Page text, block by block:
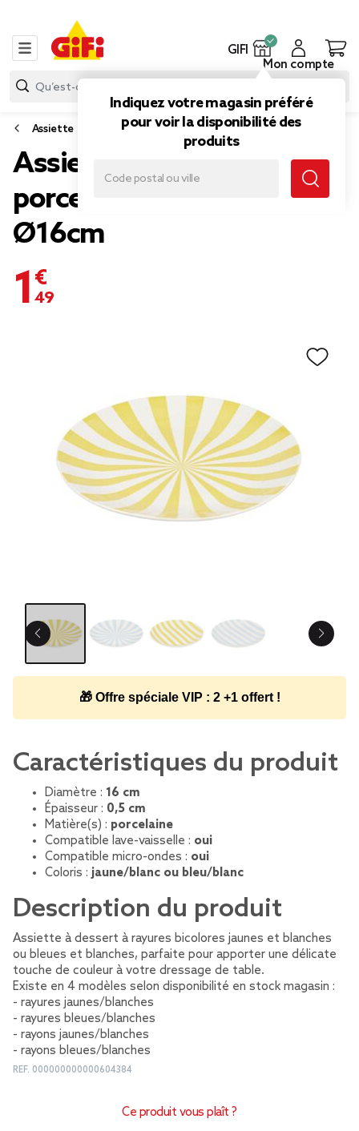
GIFI
Indiquez votre magasin préféré
pour voir la disponibilité des
produits
Mon compte
Assiette
Assiette à dessert
porcelaine rayure bicolore
Ø16cm
1,49 €
🎁 Offre spéciale VIP : 2 +1 offert !
Caractéristiques du produit
Diamètre : 16 cm
Épaisseur : 0,5 cm
Matière(s) : porcelaine
Compatible lave-vaisselle : oui
Compatible micro-ondes : oui
Coloris : jaune/blanc ou bleu/blanc
Description du produit
Assiette à dessert à rayures bicolores jaunes et blanches
ou bleues et blanches, parfaite pour apporter une délicate
touche de couleur à votre dressage de table.
Existe en 4 modèles selon disponibilité en stock magasin :
- rayures jaunes/blanches
- rayures bleues/blanches
- rayons jaunes/blanches
- rayons bleues/blanches
REF. 000000000000604384
Ce produit vous plaît ?